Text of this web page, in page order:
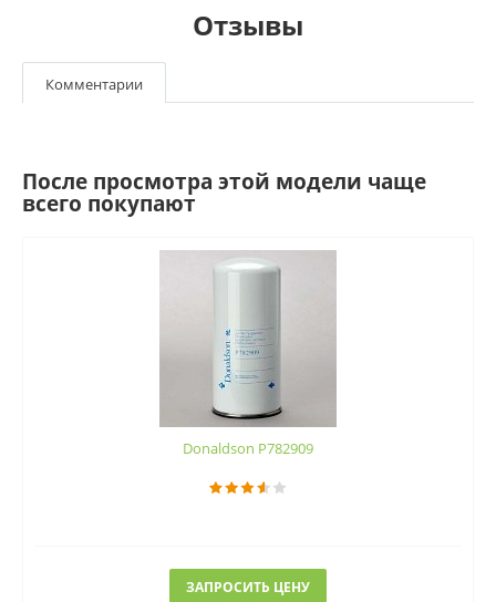
Отзывы
Комментарии
После просмотра этой модели чаще
всего покупают
Donaldson P782909
ЗАПРОСИТЬ ЦЕНУ